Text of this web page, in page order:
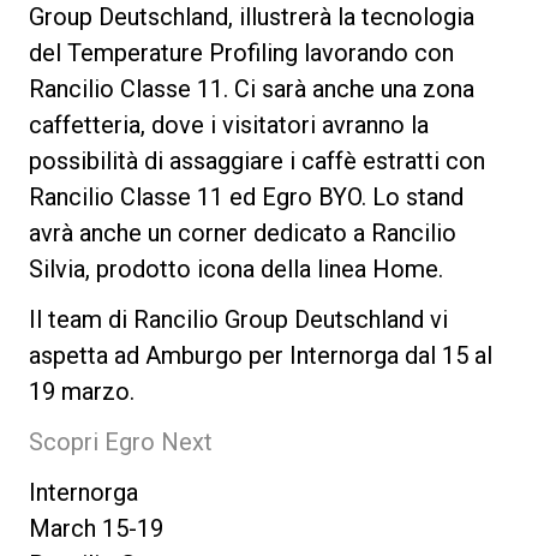
Group Deutschland, illustrerà la tecnologia
del Temperature Profiling lavorando con
Rancilio Classe 11. Ci sarà anche una zona
caffetteria, dove i visitatori avranno la
possibilità di assaggiare i caffè estratti con
Rancilio Classe 11 ed Egro BYO. Lo stand
avrà anche un corner dedicato a Rancilio
Silvia, prodotto icona della linea Home.
Il team di Rancilio Group Deutschland vi
aspetta ad Amburgo per Internorga dal 15 al
19 marzo.
Scopri Egro Next
Internorga
March 15-19